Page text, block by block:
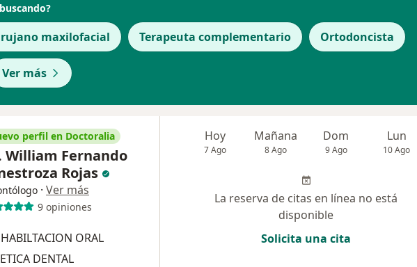
maxilofacial Terapeuta complementario Ortodoncista
Ver más
perfil en Doctoralia
William Fernando
Rojas
· Ver más
9 opiniones
ORAL
DENTAL
Hoy
7 Ago
Mañana
8 Ago
Dom
9 Ago
Lun
10 Ago
La reserva de citas en línea no está
disponible
Solicita una cita